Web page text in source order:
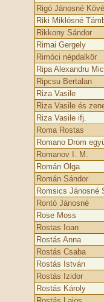
Rigó Jánosné
Riki Miklósné
Rikkony Sándor
Rimai Gergely
Rimóci népdalkör
Ripa Alexandru
Ripcsu Bertalan
Riza Vasile
Riza Vasile és
Riza Vasile ifj.
Roma Rostas
Romano Drom
Romanov I. M.
Román Olga
Román Sándor
Romsics Jánosné
Rontó Jánosné
Rose Moss
Rostas Ioan
Rostás Anna
Rostás Csaba
Rostás István
Rostás Izidor
Rostás Károly